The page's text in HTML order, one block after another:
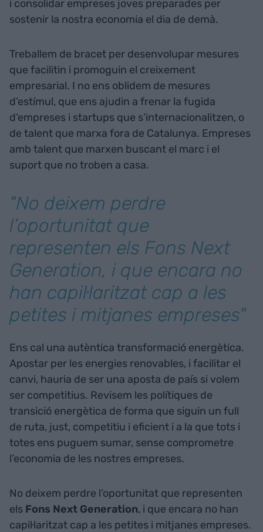
i consolidar empreses joves preparades per
sostenir la nostra economia el dia de demà.
Treballem de bracet per desenvolupar mesures
que facilitin i promoguin el creixement
empresarial. I no ens oblidem de mesures
d’estímul, que ens ajudin a frenar la fugida
d’empreses i startups que s’internacionalitzen, o
de talent que marxa fora de Catalunya. Empreses
amb talent que marxen buscant el marc i el
suport que no troben a casa.
"No deixem perdre
l’oportunitat que
representen els Fons Next
Generation, i que encara no
han capil·laritzat cap a les
petites i mitjanes empreses"
Ens cal una autèntica transformació energètica.
Apostar per les energies renovables, i facilitar el
canvi, hauria de ser una aposta de país si volem
ser competitius. Revisem les polítiques de
transició energètica de forma que siguin un full
de ruta, just, competitiu i eficient i a la que tots i
totes ens puguem sumar, sense comprometre
l’economia de les nostres empreses.
No deixem perdre l’oportunitat que representen
els Fons Next Generation, i que encara no han
capil·laritzat cap a les petites i mitjanes empreses.